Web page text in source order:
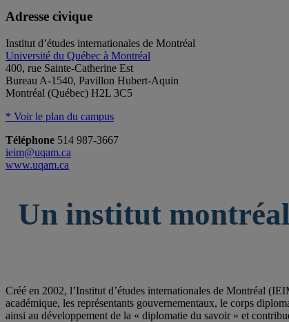
Adresse civique
Institut d’études internationales de Montréal
Université du Québec à Montréal
400, rue Sainte-Catherine Est
Bureau A-1540, Pavillon Hubert-Aquin
Montréal (Québec) H2L 3C5
* Voir le plan du campus
Téléphone 514 987-3667
ieim@uqam.ca
www.uqam.ca
Un institut
Créé en 2002, l’Institut d’études internationales de Montréal
académique, les représentants gouvernementaux, le corps
ainsi au développement de la « diplomatie du savoir » et